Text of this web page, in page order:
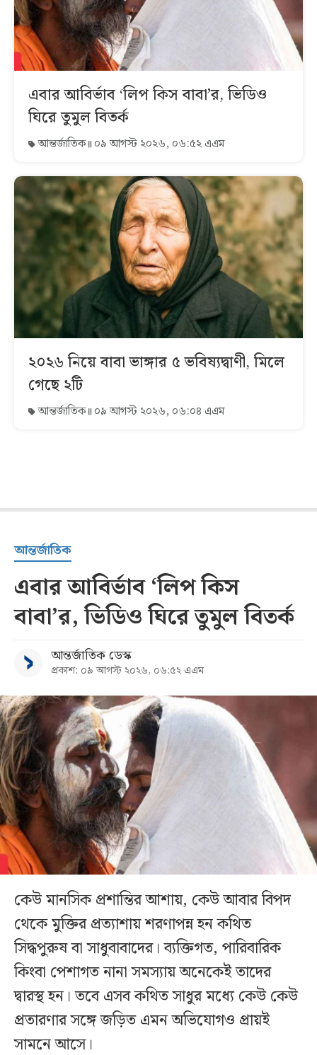
এবার আবির্ভাব ‘লিপ কিস বাবা’র, ভিডিও
ঘিরে তুমুল বিতর্ক
আন্তর্জাতিক ০৯ আগস্ট ২০২৬, ০৬:৫২ এএম
২০২৬ নিয়ে বাবা ভাঙ্গার ৫ ভবিষ্যদ্বাণী, মিলে
গেছে ২টি
আন্তর্জাতিক ০৯ আগস্ট ২০২৬, ০৬:০৪ এএম
আন্তর্জাতিক
এবার আবির্ভাব ‘লিপ কিস
বাবা’র, ভিডিও ঘিরে তুমুল বিতর্ক
আন্তর্জাতিক ডেস্ক
প্রকাশ: ০৯ আগস্ট ২০২৬, ০৬:৫২ এএম
কেউ মানসিক প্রশান্তির আশায়, কেউ আবার বিপদ
থেকে মুক্তির প্রত্যাশায় শরণাপন্ন হন কথিত
সিদ্ধপুরুষ বা সাধুবাবাদের। ব্যক্তিগত, পারিবারিক
কিংবা পেশাগত নানা সমস্যায় অনেকেই তাদের
দ্বারস্থ হন। তবে এসব কথিত সাধুর মধ্যে কেউ কেউ
প্রতারণার সঙ্গে জড়িত এমন অভিযোগও প্রায়ই
সামনে আসে।